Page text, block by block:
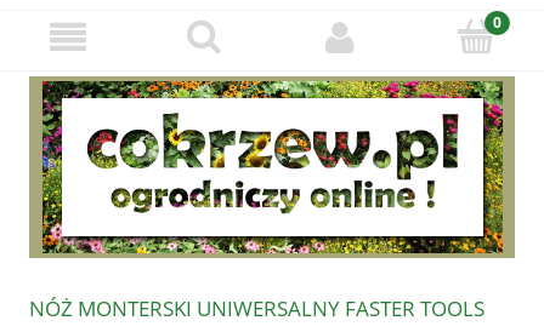
NÓŻ MONTERSKI UNIWERSALNY FASTER TOOLS